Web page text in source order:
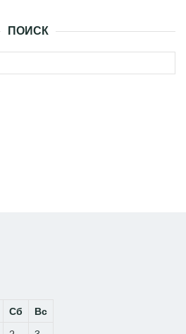
ПОИСК
Сб
Вс